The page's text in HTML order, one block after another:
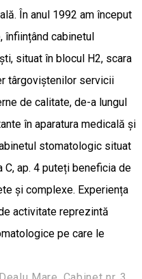
În anul 1992 am început
înființând cabinetul
situat în blocul H2, scara
târgoviștenilor servicii
de calitate, de-a lungul
în aparatura medicală și
stomatologic situat
C, ap. 4 puteți beneficia de
și complexe. Experiența
activitate reprezintă
pe care le